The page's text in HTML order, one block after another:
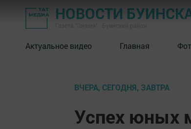
НОВОСТИ
Актуальное видео Главная
ВЧЕРА, СЕГОДНЯ, ЗАВТРА
Успех юных